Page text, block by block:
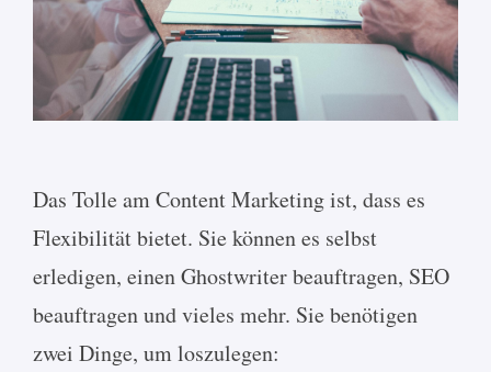
Das Tolle am Content Marketing ist, dass es
Flexibilität bietet. Sie können es selbst
erledigen, einen Ghostwriter beauftragen, SEO
beauftragen und vieles mehr. Sie benötigen
zwei Dinge, um loszulegen: